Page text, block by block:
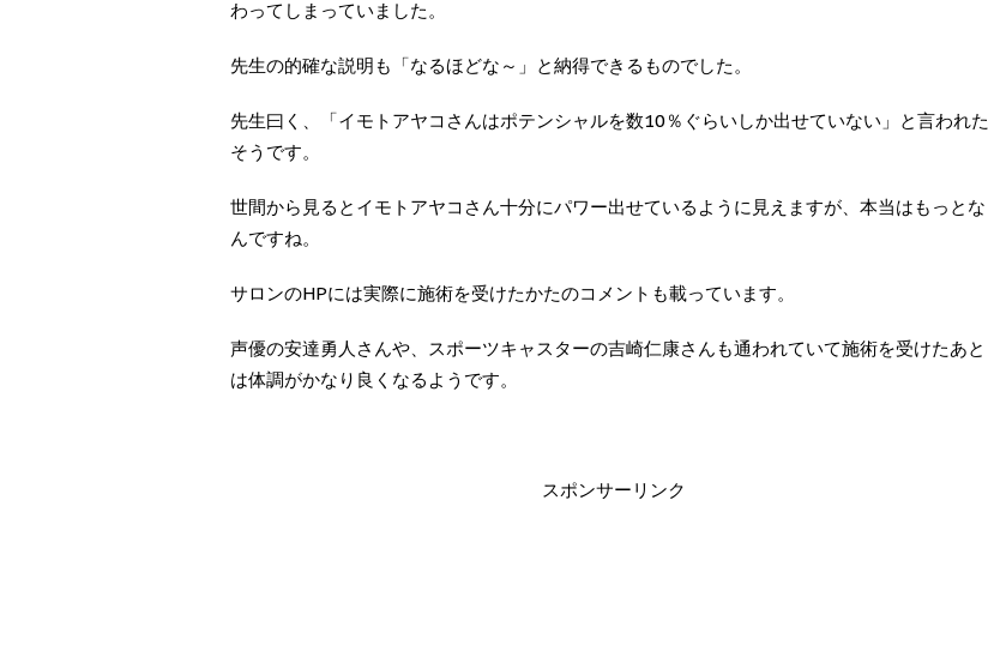
わってしまっていました。
先生の的確な説明も「なるほどな～」と納得できるものでした。
先生曰く、「イモトアヤコさんはポテンシャルを数10％ぐらいしか出せていない」と言われた
そうです。
世間から見るとイモトアヤコさん十分にパワー出せているように見えますが、本当はもっとな
んですね。
サロンのHPには実際に施術を受けたかたのコメントも載っています。
声優の安達勇人さんや、スポーツキャスターの吉崎仁康さんも通われていて施術を受けたあと
は体調がかなり良くなるようです。
スポンサーリンク